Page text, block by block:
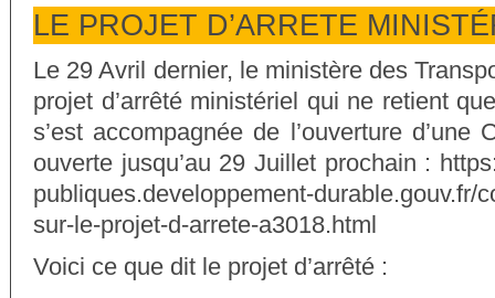
LE PROJET D’ARRETE
Le 29 Avril dernier, le ministère des
projet d’arrêté ministériel qui ne retient
s’est accompagnée de l’ouverture d’une
ouverte jusqu’au 29 Juillet prochain :
publiques.developpement-durable.gouv.fr/
sur-le-projet-d-arrete-a3018.html
Voici ce que dit le projet d’arrêté :